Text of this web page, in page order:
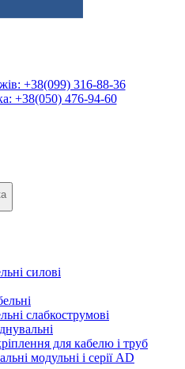
+38(099) 316-88-36
+38(050) 476-94-60
силові
слабкострумові
для кабелю і труб
модульні і серії AD